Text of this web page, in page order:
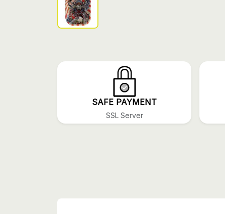
SAFE PAYMENT
SSL Server